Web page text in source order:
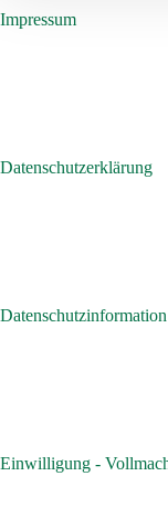
Impressum
Datenschutzerklärung
Datenschutzinformation
Einwilligung -